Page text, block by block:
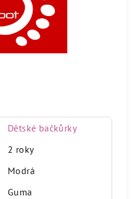
Dětské bačkůrky
2 roky
Modrá
Guma